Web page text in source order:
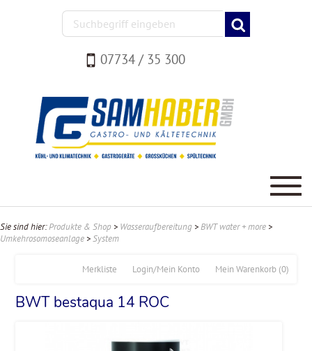
07734 / 35 300
Sie sind hier:Produkte & Shop > Wasseraufbereitung >BWT water + more >
Umkehrosomoseanlage >System
Mein Warenkorb (0)
Login/Mein Konto
Merkliste
BWT bestaqua 14 ROC